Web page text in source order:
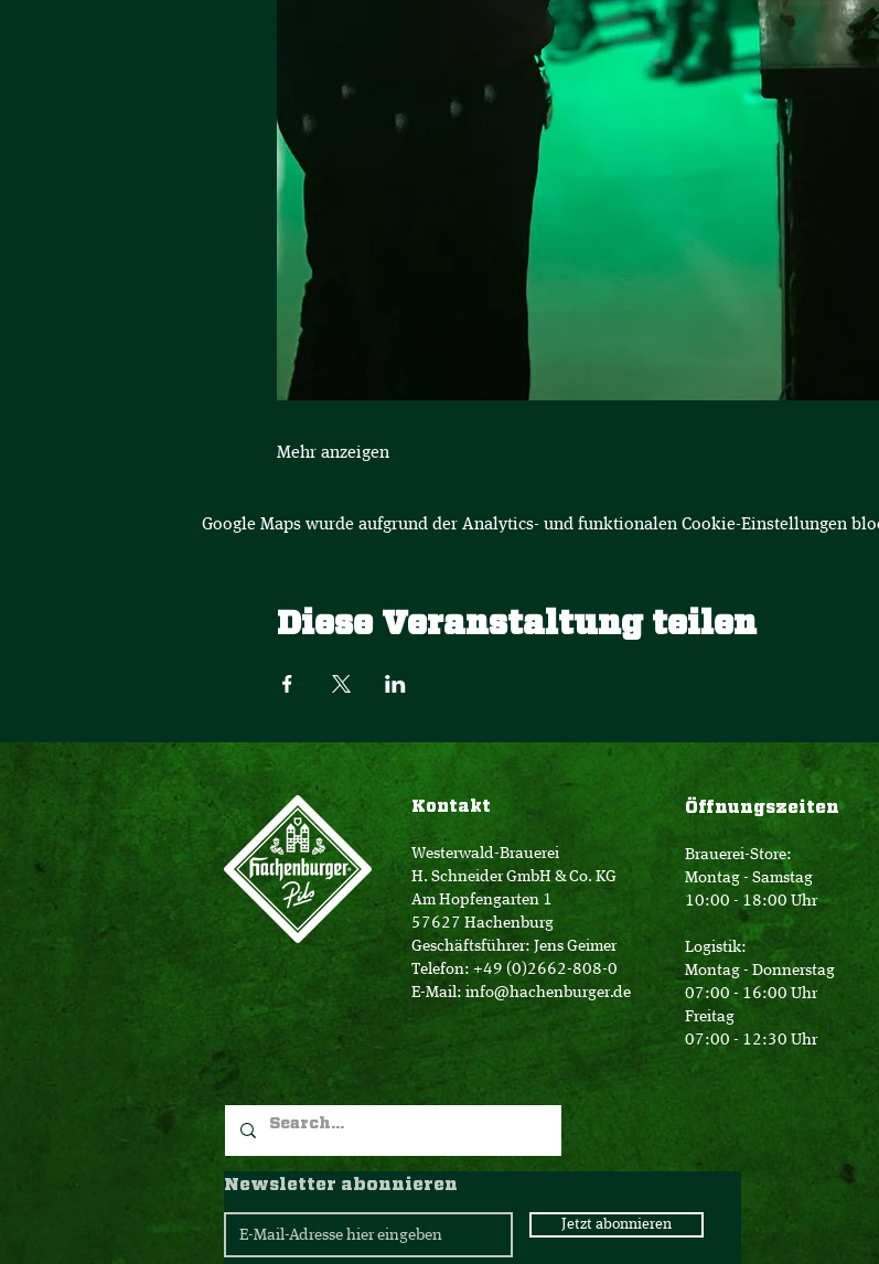
Mehr anzeigen
Google Maps wurde aufgrund der Analytics- und funktionalen Cookie-Einstellungen
Diese Veranstaltung teilen
Kontakt
Westerwald-Brauerei
H. Schneider GmbH & Co. KG
Am Hopfengarten 1
57627 Hachenburg
Geschäftsführer: Jens Geimer
Telefon: +49 (0)2662-808-0
E-Mail: info@hachenburger.de
Öffnungszeiten
Brauerei-Store:
Montag - Samstag
10:00 - 18:00 Uhr
Logistik:
Montag - Donnerstag
07:00 - 16:00 Uhr
Freitag
07:00 - 12:30 Uhr
Newsletter abonnieren
Jetzt abonnieren